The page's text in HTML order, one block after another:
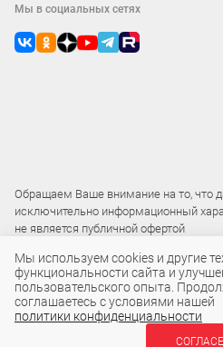
Мы в социальных сетях
Обращаем Ваше внимание на то, что
исключительно информационный
не является публичной офертой
2015 – 2026 © ООО «Локос»
Мы используем cookies и другие
функциональности сайта и
пользовательского опыта.
соглашаетесь с условиями нашей
политики конфиденциальности